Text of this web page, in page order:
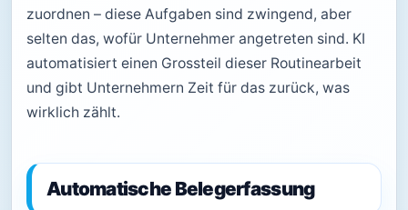
zuordnen – diese Aufgaben sind zwingend, aber
selten das, wofür Unternehmer angetreten sind. KI
automatisiert einen Grossteil dieser Routinearbeit
und gibt Unternehmern Zeit für das zurück, was
wirklich zählt.
Automatische Belegerfassung